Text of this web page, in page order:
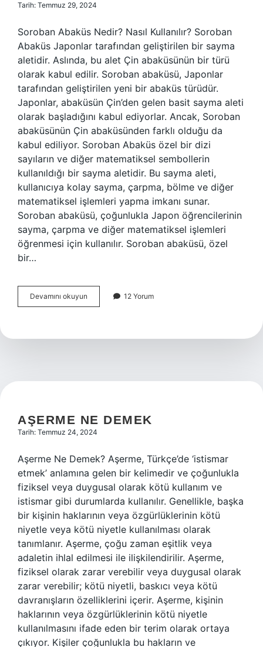
Tarih: Temmuz 29, 2024
Soroban Abaküs Nedir? Nasıl Kullanılır? Soroban
Abaküs Japonlar tarafından geliştirilen bir sayma
aletidir. Aslında, bu alet Çin abaküsünün bir türü
olarak kabul edilir. Soroban abaküsü, Japonlar
tarafından geliştirilen yeni bir abaküs türüdür.
Japonlar, abaküsün Çin’den gelen basit sayma aleti
olarak başladığını kabul ediyorlar. Ancak, Soroban
abaküsünün Çin abaküsünden farklı olduğu da
kabul ediliyor. Soroban Abaküs özel bir dizi
sayıların ve diğer matematiksel sembollerin
kullanıldığı bir sayma aletidir. Bu sayma aleti,
kullanıcıya kolay sayma, çarpma, bölme ve diğer
matematiksel işlemleri yapma imkanı sunar.
Soroban abaküsü, çoğunlukla Japon öğrencilerinin
sayma, çarpma ve diğer matematiksel işlemleri
öğrenmesi için kullanılır. Soroban abaküsü, özel
bir…
Devamını okuyun Soroban
abaküs
kullanılır
12 Yorum
AŞERME NE DEMEK
Tarih: Temmuz 24, 2024
Aşerme Ne Demek? Aşerme, Türkçe’de ‘istismar
etmek’ anlamına gelen bir kelimedir ve çoğunlukla
fiziksel veya duygusal olarak kötü kullanım ve
istismar gibi durumlarda kullanılır. Genellikle, başka
bir kişinin haklarının veya özgürlüklerinin kötü
niyetle veya kötü niyetle kullanılması olarak
tanımlanır. Aşerme, çoğu zaman eşitlik veya
adaletin ihlal edilmesi ile ilişkilendirilir. Aşerme,
fiziksel olarak zarar verebilir veya duygusal olarak
zarar verebilir; kötü niyetli, baskıcı veya kötü
davranışların özelliklerini içerir. Aşerme, kişinin
haklarının veya özgürlüklerinin kötü niyetle
kullanılmasını ifade eden bir terim olarak ortaya
çıkıyor. Kişiler çoğunlukla bu hakların ve